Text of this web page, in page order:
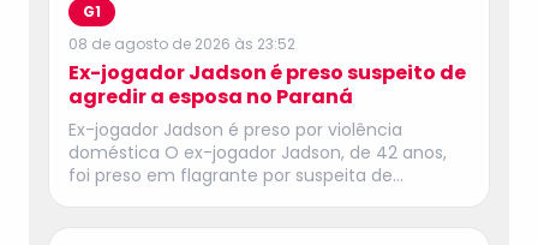
estruturas destruídas, árvores e postes
derrubados e propriedades sem energia
elétrica. Vídeos registrados por moradores da
região mostram o tornado na área rural da
cidade. Assista acima. O Simepar informou que
os vídeos apresentam características
compatíveis com a ocorrência do fenômeno.
A avaliação da intensidade e demais impactos
G1
08 de agosto de 2026 às 23:52
Ex-jogador Jadson é preso suspeito de
agredir a esposa no Paraná
Ex-jogador Jadson é preso por violência
doméstica O ex-jogador Jadson, de 42 anos,
foi preso em flagrante por suspeita de